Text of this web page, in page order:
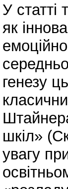
У статті
як
генезу
шкіл»
увагу